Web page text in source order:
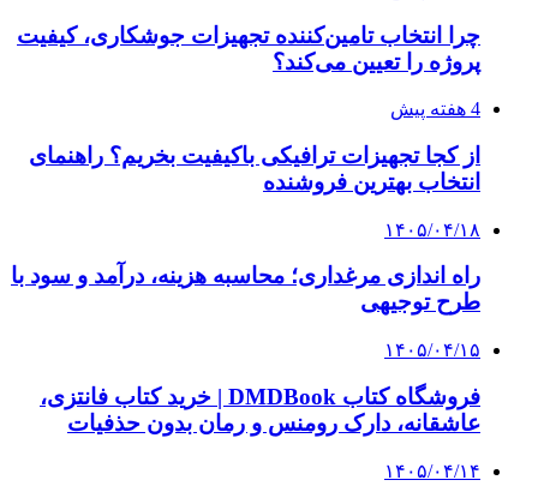
چرا انتخاب تامین‌کننده تجهیزات جوشکاری، کیفیت
پروژه را تعیین می‌کند؟
4 هفته پیش
از کجا تجهیزات ترافیکی باکیفیت بخریم؟ راهنمای
انتخاب بهترین فروشنده
۱۴۰۵/۰۴/۱۸
راه اندازی مرغداری؛ محاسبه هزینه، درآمد و سود با
طرح توجیهی
۱۴۰۵/۰۴/۱۵
فروشگاه کتاب DMDBook | خرید کتاب فانتزی،
عاشقانه، دارک رومنس و رمان بدون حذفیات
۱۴۰۵/۰۴/۱۴